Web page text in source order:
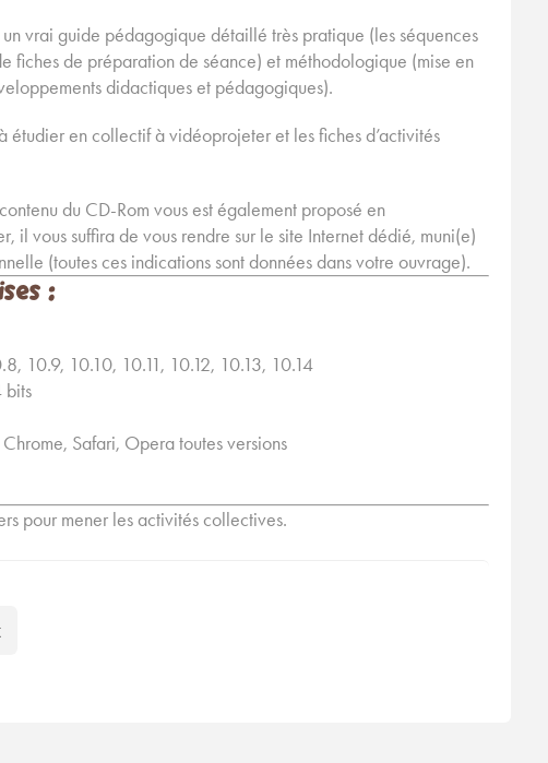
vrai guide pédagogique détaillé très pratique (les séquences
fiches de préparation de séance) et méthodologique (mise en
didactiques et pédagogiques).
étudier en collectif à vidéoprojeter et les fiches d’activités
du CD-Rom vous est également proposé en
il vous suffira de vous rendre sur le site Internet dédié, muni(e)
(toutes ces indications sont données dans votre ouvrage).
:
10.9, 10.10, 10.11, 10.12, 10.13, 10.14
bits
Safari, Opera toutes versions
pour mener les activités collectives.